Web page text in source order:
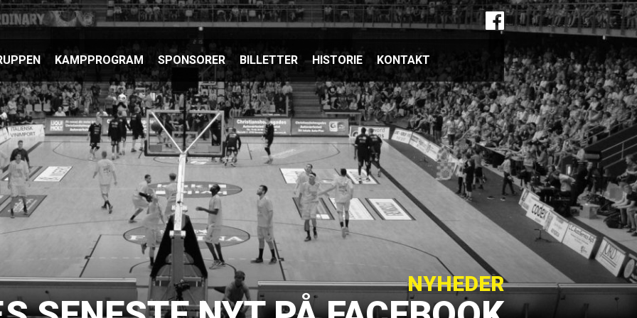
KAMPPROGRAM SPONSORER BILLETTER HISTORIE KONTAKT
NYHEDER
HIC CLUB 500